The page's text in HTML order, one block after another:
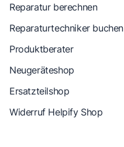
Reparatur berechnen
Reparaturtechniker buchen
Produktberater
Neugeräteshop
Ersatzteilshop
Widerruf Helpify Shop